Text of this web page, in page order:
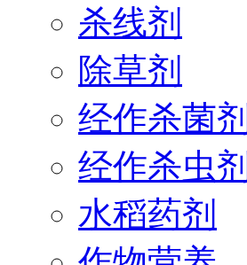
杀线剂
除草剂
经作杀菌剂
经作杀虫剂
水稻药剂